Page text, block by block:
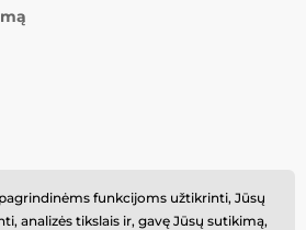
funkcijoms užtikrinti, Jūsų
analizės tikslais ir, gavę Jūsų sutikimą,